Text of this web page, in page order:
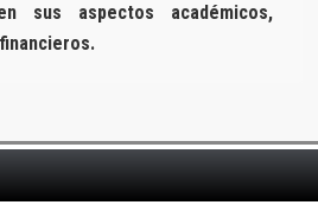
sus aspectos académicos,